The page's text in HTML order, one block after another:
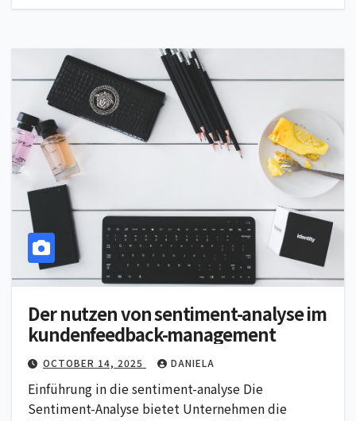
Der nutzen von sentiment-analyse im
kundenfeedback-management
OCTOBER 14, 2025 DANIELA
Einführung in die sentiment-analyse Die
Sentiment-Analyse bietet Unternehmen die